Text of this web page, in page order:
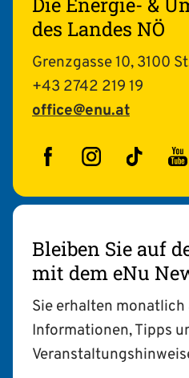
des Landes NÖ
Grenzgasse 10, 3100
+43 2742 219 19
office@enu.at
FacebookInstagram
TikTok
Bleiben Sie auf
mit dem eNu
Sie erhalten
Informationen, Tipps